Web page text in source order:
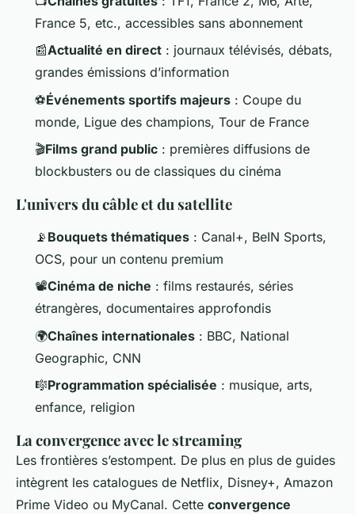
France 5, etc., accessibles sans abonnement
📰Actualité en direct : journaux télévisés, débats,
grandes émissions d’information
⚽Événements sportifs majeurs : Coupe du
monde, Ligue des champions, Tour de France
🎬Films grand public : premières diffusions de
blockbusters ou de classiques du cinéma
L'univers du câble et du satellite
📡 Bouquets thématiques : Canal+, BeIN Sports,
OCS, pour un contenu premium
📽️Cinéma de niche : films restaurés, séries
étrangères, documentaires approfondis
🌍Chaînes internationales : BBC, National
Geographic, CNN
🎼Programmation spécialisée : musique, arts,
enfance, religion
La convergence avec le streaming
Les frontières s’estompent. De plus en plus de guides
intègrent les catalogues de Netflix, Disney+, Amazon
Prime Video ou MyCanal. Cette convergence